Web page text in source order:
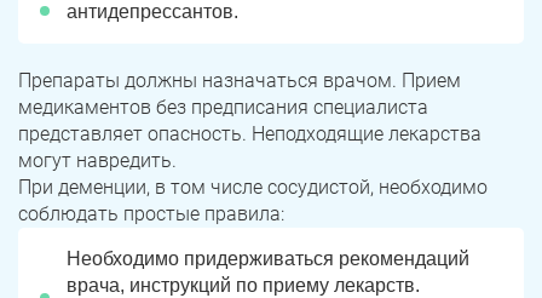
антидепрессантов.
Препараты должны назначаться врачом. Прием
медикаментов без предписания специалиста
представляет опасность. Неподходящие лекарства
могут навредить.
При деменции, в том числе сосудистой, необходимо
соблюдать простые правила:
Необходимо придерживаться рекомендаций
врача, инструкций по приему лекарств.